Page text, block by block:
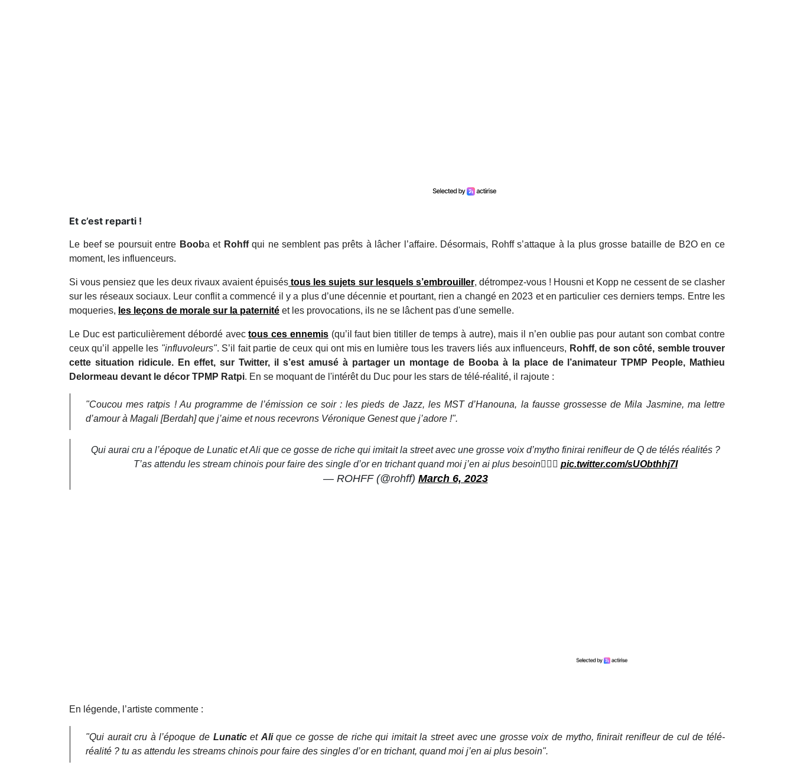
Et c’est reparti !
Le beef se poursuit entre Booba et Rohffqui ne semblent pas prêts à lâcher l’affaire. Désormais, Rohff s’attaque à la plus grosse bataille de B2O en ce
moment, les influenceurs.
Si vous pensiez que les deux rivaux avaient épuisés tous les sujets sur lesquels s’embrouiller, détrompez-vous ! Housni et Kopp ne cessent de se clasher
sur les réseaux sociaux. Leur conflit a commencé il y a plus d’une décennie et pourtant, rien a changé en 2023 et en particulier ces derniers temps. Entre les
moqueries, les leçons de morale sur la paternité et les provocations, ils ne se lâchent pas d'une semelle.
Le Duc est particulièrement débordé avectous ces ennemis(qu’il faut bien titiller de temps à autre), mais il n’en oublie pas pour autant son combat contre
ceux qu’il appelle les "influvoleurs". S’il fait partie de ceux qui ont mis en lumière tous les travers liés aux influenceurs, Rohff, de son côté, semble trouver
cette situation ridicule. En effet, sur Twitter, il s’est amusé à partager un montage de Booba à la place de l’animateur TPMP People, Mathieu
Delormeau devant le décor TPMP Ratpi. En se moquant de l'intérêt du Duc pour les stars de télé-réalité, il rajoute :
"Coucou mes ratpis ! Au programme de l’émission ce soir : les pieds de Jazz, les MST d’Hanouna, la fausse grossesse de Mila Jasmine, ma lettre
d’amour à Magali [Berdah] que j’aime et nous recevrons Véronique Genest que j’adore !".
Qui aurai cru a l’époque de Lunatic et Ali que ce gosse de riche qui imitait la street avec une grosse voix d’mytho finirai renifleur de Q de télés réalités ?
T’as attendu les stream chinois pour faire des single d’or en trichant quand moi j’en ai plus besoin🤷🏽‍♂️ pic.twitter.com/sUObthhj7I
— ROHFF (@rohff) March 6, 2023
En légende, l’artiste commente :
"Qui aurait cru à l’époque de Lunaticet Alique ce gosse de riche qui imitait la street avec une grosse voix de mytho, finirait renifleur de cul de télé-
réalité ? tu as attendu les streams chinois pour faire des singles d’or en trichant, quand moi j’en ai plus besoin".